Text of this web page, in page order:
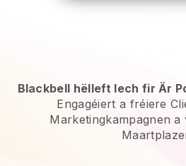
Blackbell hëlleft Iech fir Är
Engagéiert a fréiere
Marketingkampagnen